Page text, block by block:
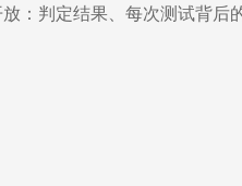
：判定结果、每次测试背后